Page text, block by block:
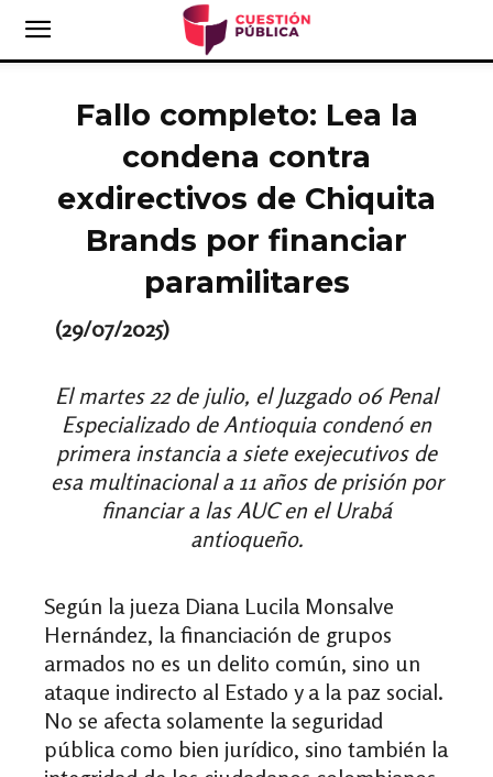
Fallo completo: Lea la
condena contra
exdirectivos de Chiquita
Brands por financiar
paramilitares
(29/07/2025)
El martes 22 de julio, el Juzgado 06 Penal
Especializado de Antioquia condenó en
primera instancia a siete exejecutivos de
esa multinacional a 11 años de prisión por
financiar a las AUC en el Urabá
antioqueño.
Según la jueza Diana Lucila Monsalve
Hernández, la financiación de grupos
armados no es un delito común, sino un
ataque indirecto al Estado y a la paz social.
No se afecta solamente la seguridad
pública como bien jurídico, sino también la